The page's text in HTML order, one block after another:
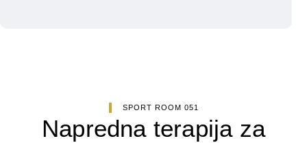
SPORT ROOM 051
Napredna terapija za